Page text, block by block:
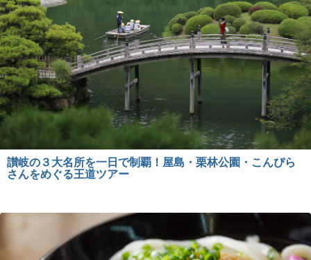
讃岐の３大名所を一日で制覇！屋島・栗林公園・こんぴら
さんをめぐる王道ツアー